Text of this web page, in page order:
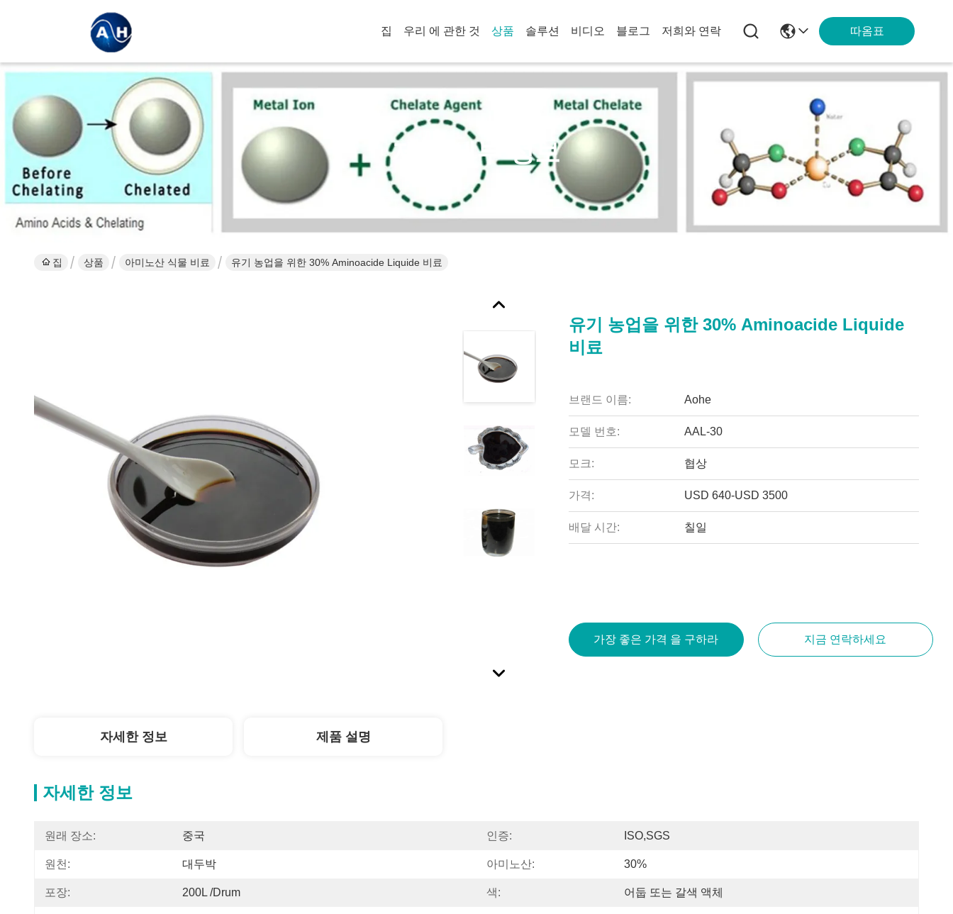
집 우리 에 관한 것 상품 솔루션 비디오 블로그 저희와 연락 따옴표
제품 세부 정보
집 상품 아미노산 식물 비료 유기 농업을 위한 30% Aminoacide Liquide 비료
유기 농업을 위한 30% Aminoacide Liquide
비료
브랜드 이름: Aohe
모델 번호: AAL-30
모크: 협상
가격: USD 640-USD 3500
배달 시간: 칠일
가장 좋은 가격 을 구하라 지금 연락하세요
자세한 정보 제품 설명
자세한 정보
원래 장소: 중국 인증: ISO,SGS
원천: 대두박 아미노산: 30%
포장: 200L /Drum 색: 어둡 또는 갈색 액체